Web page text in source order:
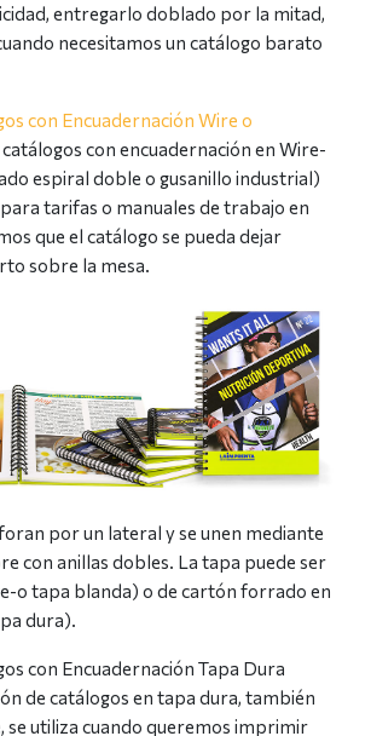
entregarlo doblado por la mitad,
necesitamos un catálogo barato
con Encuadernación Wire o
con encuadernación en Wire-
espiral doble o gusanillo industrial)
tarifas o manuales de trabajo en
que el catálogo se pueda dejar
sobre la mesa.
por un lateral y se unen mediante
con anillas dobles. La tapa puede ser
o tapa blanda) o de cartón forrado en
dura).
con Encuadernación Tapa Dura
de catálogos en tapa dura, también
se utiliza cuando queremos imprimir